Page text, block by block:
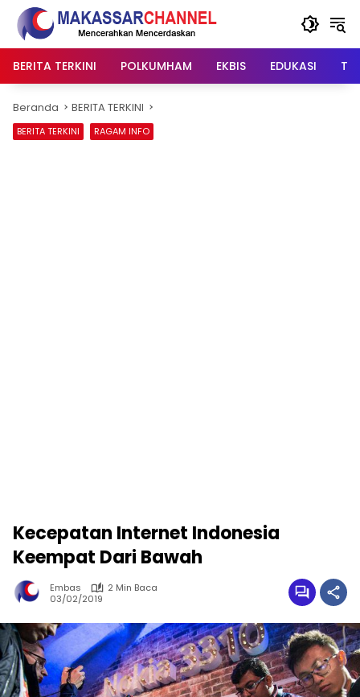
Langsung
konten
BERITA TERKINI
POLKUMHAM EKBIS EDUKASI
Beranda BERITA TERKINI
BERITA TERKINI RAGAM INFO
Kecepatan Internet Indonesia
Keempat Dari Bawah
Embas
2 Min Baca
03/02/2019